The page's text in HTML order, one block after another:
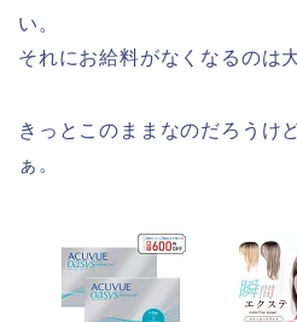
い。
それにお給料がなくなるのは
きっとこのままなのだろうけ
ぁ。